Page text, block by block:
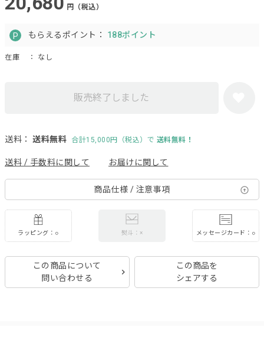
円（税込）
もらえるポイント： 188ポイント
在庫 ： なし
販売終了しました
送料： 送料無料 合計15,000円（税込）で 送料無料！
送料 / 手数料に関して お届けに関して
商品仕様 / 注意事項
ラッピング：○ 熨斗：× メッセージカード：○
この商品について
問い合わせる
この商品を
シェアする